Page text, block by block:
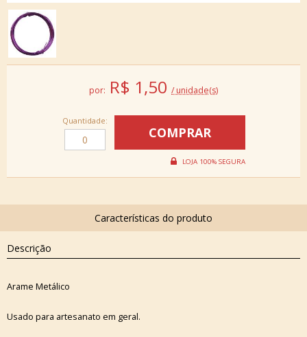
por: R$ 1,50 / unidade(s)
Quantidade:
Descrição
Arame Metálico
Usado para artesanato em geral.